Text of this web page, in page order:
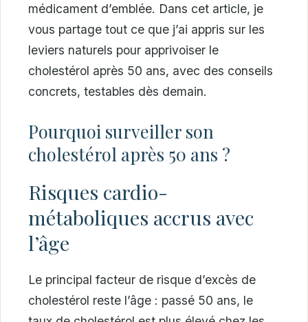
médicament d’emblée. Dans cet article, je
vous partage tout ce que j’ai appris sur les
leviers naturels pour apprivoiser le
cholestérol après 50 ans, avec des conseils
concrets, testables dès demain.
Pourquoi surveiller son
cholestérol après 50 ans ?
Risques cardio-
métaboliques accrus avec
l’âge
Le principal facteur de risque d’excès de
cholestérol reste l’âge : passé 50 ans, le